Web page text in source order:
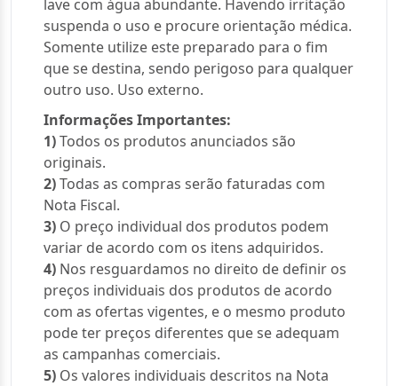
lave com água abundante. Havendo irritação
suspenda o uso e procure orientação médica.
Somente utilize este preparado para o fim
que se destina, sendo perigoso para qualquer
outro uso. Uso externo.
Informações Importantes:
1)Todos os produtos anunciados são
originais.
2)Todas as compras serão faturadas com
Nota Fiscal.
3) O preço individual dos produtos podem
variar de acordo com os itens adquiridos.
4) Nos resguardamos no direito de definir os
preços individuais dos produtos de acordo
com as ofertas vigentes, e o mesmo produto
pode ter preços diferentes que se adequam
as campanhas comerciais.
5) Os valores individuais descritos na Nota